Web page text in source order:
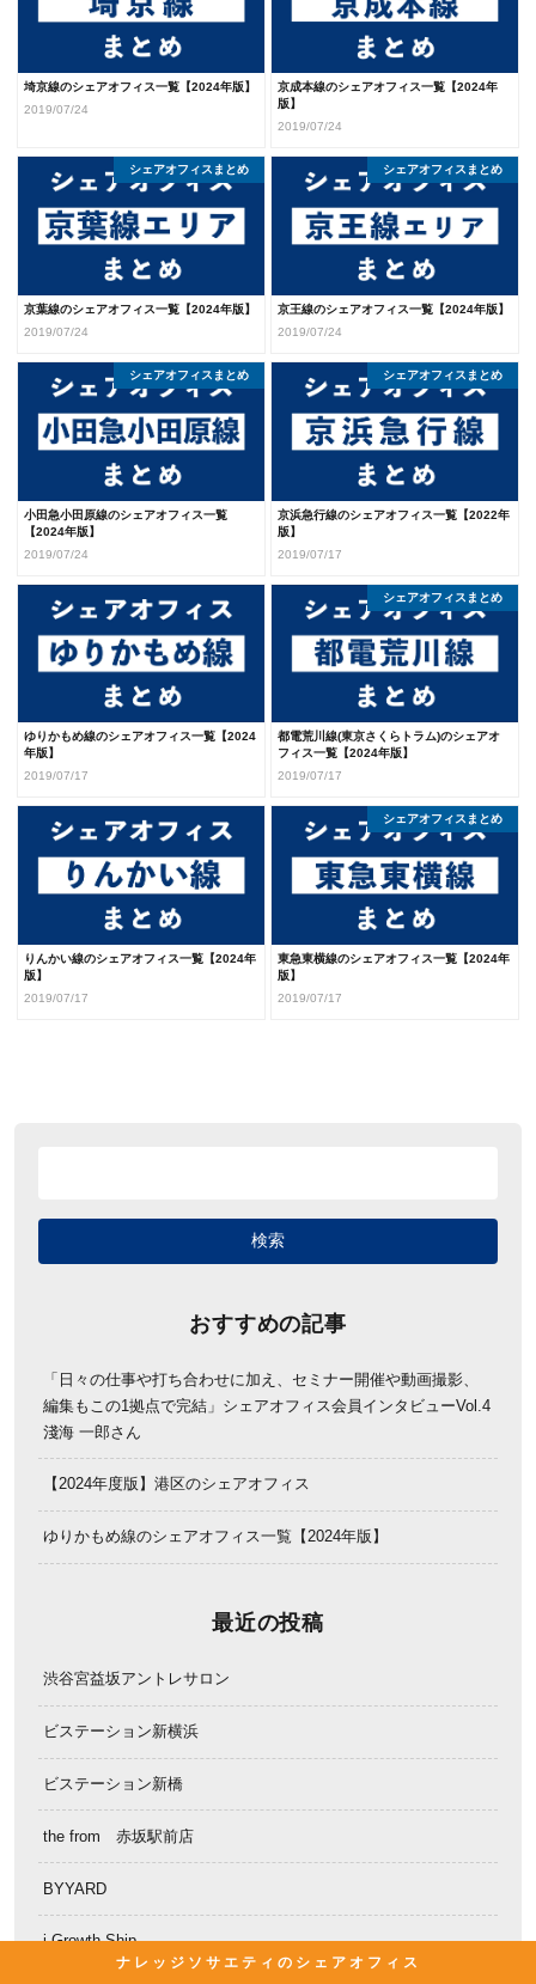
埼京線のシェアオフィス一覧【2024年版】
2019/07/24
京成本線のシェアオフィス一覧【2024年
版】
2019/07/24
京葉線のシェアオフィス一覧【2024年版】
2019/07/24
シェアオフィスまとめ
京王線のシェアオフィス一覧【2024年版】
2019/07/24
シェアオフィスまとめ
小田急小田原線のシェアオフィス一覧
【2024年版】
2019/07/24
シェアオフィスまとめ
京浜急行線のシェアオフィス一覧【2022年
版】
2019/07/17
シェアオフィスまとめ
ゆりかもめ線のシェアオフィス一覧【2024
年版】
2019/07/17
都電荒川線(東京さくらトラム)のシェアオ
フィス一覧【2024年版】
2019/07/17
シェアオフィスまとめ
りんかい線のシェアオフィス一覧【2024年
版】
2019/07/17
東急東横線のシェアオフィス一覧【2024年
版】
2019/07/17
シェアオフィスまとめ
おすすめの記事
「日々の仕事や打ち合わせに加え、セミナー開催や動画撮影、
編集もこの1拠点で完結」シェアオフィス会員インタビューVol.4
淺海 一郎さん
【2024年度版】港区のシェアオフィス
ゆりかもめ線のシェアオフィス一覧【2024年版】
最近の投稿
渋谷宮益坂アントレサロン
ビステーション新横浜
ビステーション新橋
the from 赤坂駅前店
BYYARD
i Growth Ship
ナレッジソサエティのシェアオフィス